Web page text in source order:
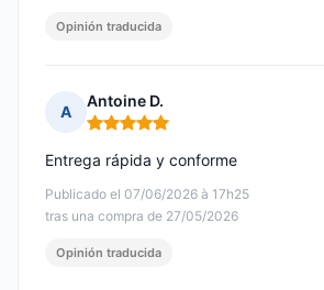
Opinión traducida
A
Antoine D.
Nota: 5 de 5
Publicado el 07/06/2026 à 17h25
tras una compra de 27/05/2026
Entrega rápida y conforme
Opinión traducida